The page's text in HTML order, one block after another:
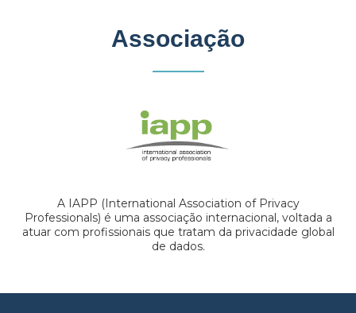
Associação
A IAPP (International Association of Privacy
Professionals) é uma associação internacional, voltada a
atuar com profissionais que tratam da privacidade global
de dados.